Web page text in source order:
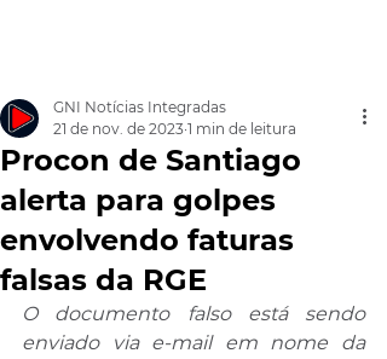
Procon de Santiago
alerta para golpes
envolvendo faturas
falsas da RGE
GNI Notícias Integradas
21 de nov. de 2023 1 min de leitura
O documento falso está sendo
enviado via e-mail em nome da